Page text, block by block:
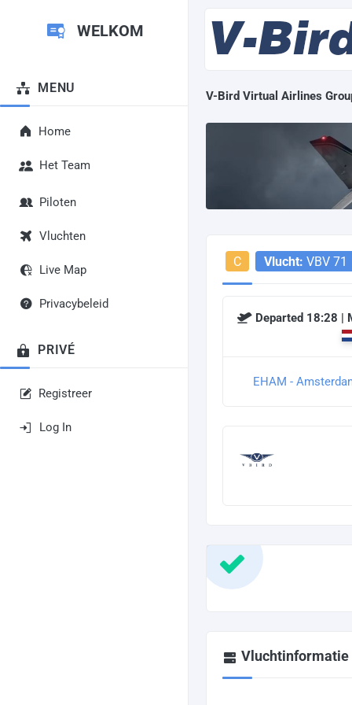
WELKOM
MENU
Home
Het Team
Piloten
Vluchten
Live Map
Privacybeleid
PRIVÉ
Registreer
Log In
V-Bird Virtual Airlines
C Vlucht: VBV 71
Departed 18:28 |
EHAM -
Vluchtinformatie